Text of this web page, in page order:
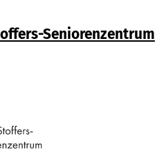
Seniorenzentrum